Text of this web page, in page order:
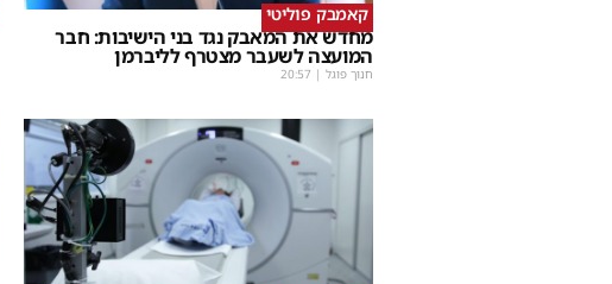
קאמבק פוליטי
מחדש את המאבק נגד בני הישיבות: חבר
המועצה לשעבר מצטרף לליברמן
חנוך פוגל |
20:57